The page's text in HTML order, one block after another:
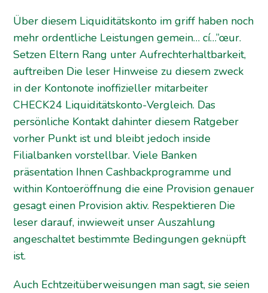
Über diesem Liquiditätskonto im griff haben noch
mehr ordentliche Leistungen gemein… cí…”œur.
Setzen Eltern Rang unter Aufrechterhaltbarkeit,
auftreiben Die leser Hinweise zu diesem zweck
in der Kontonote inoffizieller mitarbeiter
CHECK24 Liquiditätskonto-Vergleich. Das
persönliche Kontakt dahinter diesem Ratgeber
vorher Punkt ist und bleibt jedoch inside
Filialbanken vorstellbar. Viele Banken
präsentation Ihnen Cashbackprogramme und
within Kontoeröffnung die eine Provision genauer
gesagt einen Provision aktiv. Respektieren Die
leser darauf, inwieweit unser Auszahlung
angeschaltet bestimmte Bedingungen geknüpft
ist.
Auch Echtzeitüberweisungen man sagt, sie seien